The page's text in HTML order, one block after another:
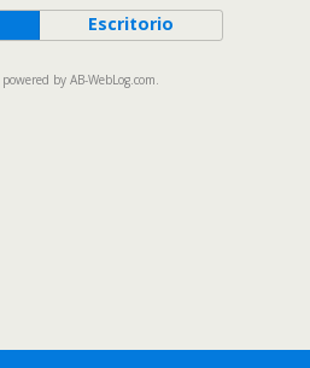
Escritorio
powered by AB-WebLog.com.